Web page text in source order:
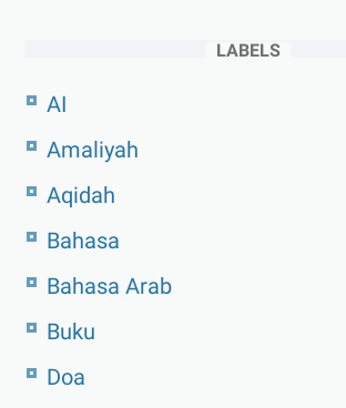
LABELS
AI
Amaliyah
Aqidah
Bahasa
Bahasa Arab
Buku
Doa